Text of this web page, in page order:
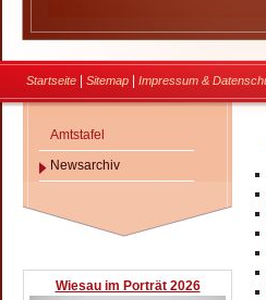
Startseite Sitemap Impressum &
Amtstafel
Newsarchiv
Wiesau im Porträt 2026